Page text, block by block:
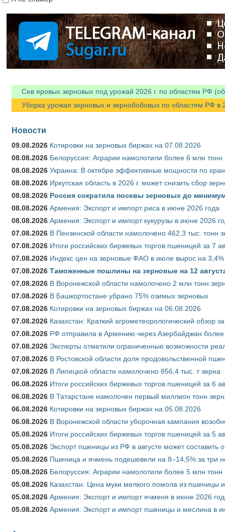
Сев яровых зерновых под урожай 2026 г. по областям РФ
Уборка урожая зерновых и зернобобовых по областям РФ в
Новости
09.08.2026 Котировки на зерновых биржах на 07.08.2026
08.08.2026 Белоруссия: Аграрии намолотили более 6 млн тонн
08.08.2026 Украина: В октябре эффективные мощности по
08.08.2026 Иркутская область в 2026 г. может снизить сбор
08.08.2026 Россия сократила посевы зерновых до
08.08.2026 Армения: Экспорт и импорт риса в июне 2026 года
08.08.2026 Армения: Экспорт и импорт кукурузы в июне 2026
07.08.2026 В Пензенской области намолочено 462,3 тыс. тонн
07.08.2026 Итоги российских биржевых торгов пшеницей за 7
07.08.2026 Индекс цен на зерновые ФАО в июле вырос на 3,4%
07.08.2026 Таможенные пошлины на зерновые на 12
07.08.2026 В Воронежской области намолочено 2 млн тонн
07.08.2026 В Башкортостане убрано 75% озимых зерновых
07.08.2026 Котировки на зерновых биржах на 06.08.2026
07.08.2026 Казахстан: Краткий агрометеорологический обзор
07.08.2026 РФ отправила в Армению через Азербайджан более
07.08.2026 Эксперты отметили ограниченные возможности
07.08.2026 В Ростовской области доля продовольственной
07.08.2026 В Липецкой области намолочено 856,4 тыс. т зерна
06.08.2026 Итоги российских биржевых торгов пшеницей за 6
06.08.2026 В Татарстане намолочен первый миллион тонн
06.08.2026 Котировки на зерновых биржах на 05.08.2026
06.08.2026 В Воронежской области уборочная кампания
05.08.2026 Итоги российских биржевых торгов пшеницей за 5
05.08.2026 Экспорт пшеницы из РФ в августе может составить
05.08.2026 Пшеница и ячмень подешевели на 8–14,5% за три
05.08.2026 Белоруссия: Аграрии намолотили более 5 млн тонн
05.08.2026 Казахстан: Цена муки мелкого помола из пшеницы
05.08.2026 Армения: Экспорт и импорт ячменя в июне 2026
05.08.2026 Армения: Экспорт и импорт пшеницы и меслина в